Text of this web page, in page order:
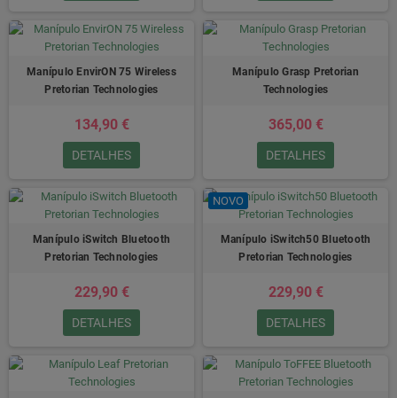
Manípulo EnvirON 75 Wireless
Pretorian Technologies
134,90 €
DETALHES
Manípulo Grasp Pretorian
Technologies
365,00 €
DETALHES
Manípulo iSwitch Bluetooth
Pretorian Technologies
229,90 €
DETALHES
NOVO
Manípulo iSwitch50 Bluetooth
Pretorian Technologies
229,90 €
DETALHES